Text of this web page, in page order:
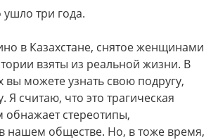
три года.
в Казахстане, снятое женщинами
взяты из реальной жизни. В
вы можете узнать свою подругу,
Я считаю, что это трагическая
стереотипы,
нашем обществе. Но, в тоже время,